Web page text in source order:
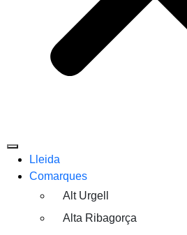
Lleida
Comarques
Alt Urgell
Alta Ribagorça